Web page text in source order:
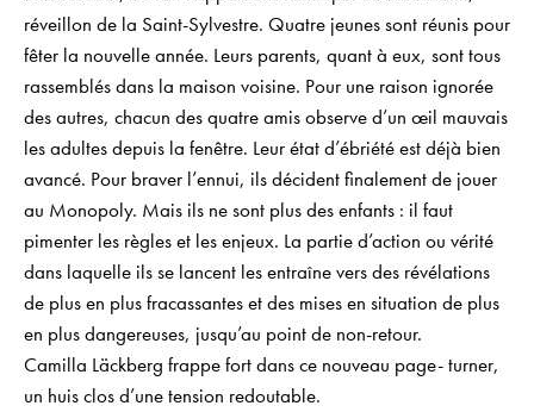
réveillon de la Saint-Sylvestre. Quatre jeunes sont réunis pour
fêter la nouvelle année. Leurs parents, quant à eux, sont tous
rassemblés dans la maison voisine. Pour une raison ignorée
des autres, chacun des quatre amis observe d’un œil mauvais
les adultes depuis la fenêtre. Leur état d’ébriété est déjà bien
avancé. Pour braver l’ennui, ils décident finalement de jouer
au Monopoly. Mais ils ne sont plus des enfants : il faut
pimenter les règles et les enjeux. La partie d’action ou vérité
dans laquelle ils se lancent les entraîne vers des révélations
de plus en plus fracassantes et des mises en situation de plus
en plus dangereuses, jusqu’au point de non-retour.
Camilla Läckberg frappe fort dans ce nouveau page- ­turner,
un huis clos d’une tension redoutable.